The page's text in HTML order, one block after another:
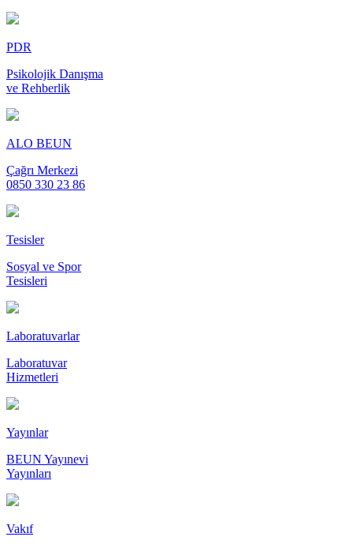
PDR
Psikolojik Danışma
ve Rehberlik
ALO BEUN
Çağrı Merkezi
0850 330 23 86
Tesisler
Sosyal ve Spor
Tesisleri
Laboratuvarlar
Laboratuvar
Hizmetleri
Yayınlar
BEUN Yayınevi
Yayınları
Vakıf